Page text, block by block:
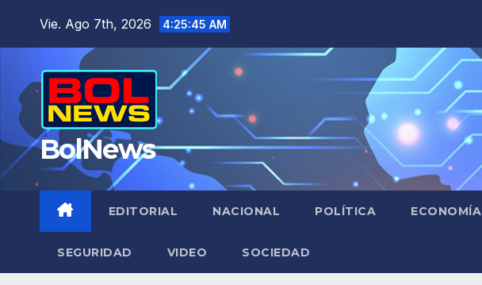
Vie. Ago 7th, 2026 4:25:46 AM
BolNews
EDITORIAL NACIONAL POLÍTICA ECONOMÍA
SEGURIDAD VIDEO SOCIEDAD